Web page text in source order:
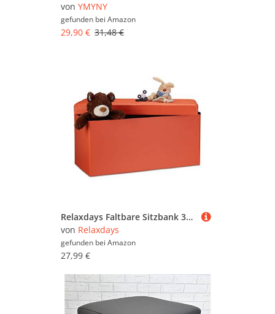
von YMYNY
gefunden bei Amazon
29,90 € 31,48 €
Relaxdays Faltbare Sitzbank 38 x 76 x 38 cm HxBxT, 2-Sitzer m. Stauraum, Kunstleder Sitzhocker 300 kg belastbar, orange
von Relaxdays
gefunden bei Amazon
27,99 €